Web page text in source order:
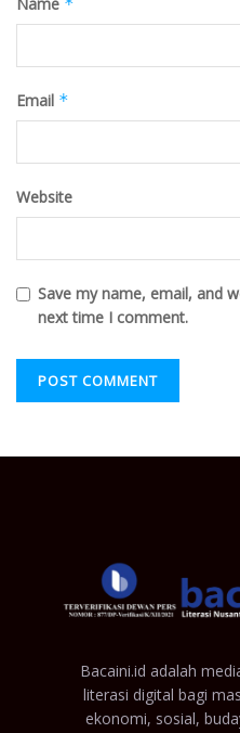
Email *
Website
Save my name, email, and
next time I comment.
Bacaini.id adalah
literasi digital bagi
ekonomi, sosial,